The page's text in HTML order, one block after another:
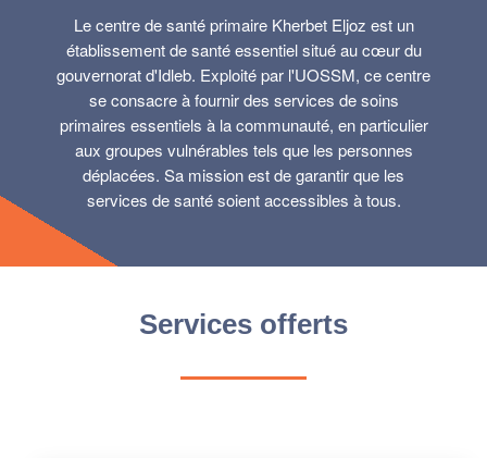
Le centre de santé primaire Kherbet Eljoz est un
établissement de santé essentiel situé au cœur du
gouvernorat d'Idleb. Exploité par l'UOSSM, ce centre
se consacre à fournir des services de soins
primaires essentiels à la communauté, en particulier
aux groupes vulnérables tels que les personnes
déplacées. Sa mission est de garantir que les
services de santé soient accessibles à tous.
Services offerts